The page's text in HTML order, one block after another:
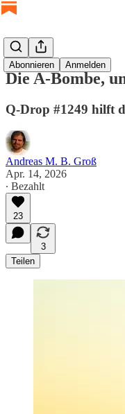
Abonnieren Anmelden
Die A-Bombe,
Q-Drop #1249 hilft
Andreas M. B. Groß
Apr. 14, 2026
∙ Bezahlt
23
3
Teilen